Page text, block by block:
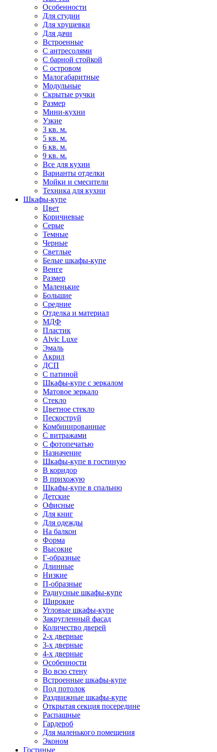
Особенности
Для студии
Для хрущевки
Для дачи
Встроенные
С антресолями
С барной стойкой
С островом
Малогабаритные
Модульные
Скрытые ручки
Размер
Мини-кухни
Узкие
3 кв. м.
5 кв. м.
6 кв. м.
9 кв. м.
Все для кухни
Варианты отделки
Мойки и смесители
Техника для кухни
Шкафы-купе
Цвет
Коричневые
Серые
Темные
Черные
Светлые
Белые шкафы-купе
Венге
Размер
Маленькие
Большие
Средние
Отделка и материал
МДФ
Пластик
Alvic Luxe
Эмаль
Акрил
ДСП
С патиной
Шкафы-купе с зеркалом
Матовое зеркало
Стекло
Цветное стекло
Пескоструй
Комбинированные
С витражами
С фотопечатью
Назначение
Шкафы-купе в гостиную
В коридор
В прихожую
Шкафы-купе в спальню
Детские
Офисные
Для книг
Для одежды
На балкон
Форма
Высокие
Г-образные
Длинные
Низкие
П-образные
Радиусные шкафы-купе
Широкие
Угловые шкафы-купе
Закругленный фасад
Количество дверей
2-х дверные
3-х дверные
4-х дверные
Особенности
Во всю стену
Встроенные шкафы-купе
Под потолок
Раздвижные шкафы-купе
Открытая секция посередине
Распашные
Гардероб
Для маленького помещения
Эконом
Гостиные